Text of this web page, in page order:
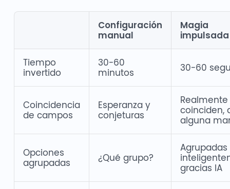
Configuración
manual
Magia
impulsada
Tiempo
invertido
30-60
minutos
30-60
Coincidencia
de campos
Esperanza y
conjeturas
Realmente
coinciden,
alguna
Opciones
agrupadas
¿Qué grupo?
Agrupadas
gracias IA